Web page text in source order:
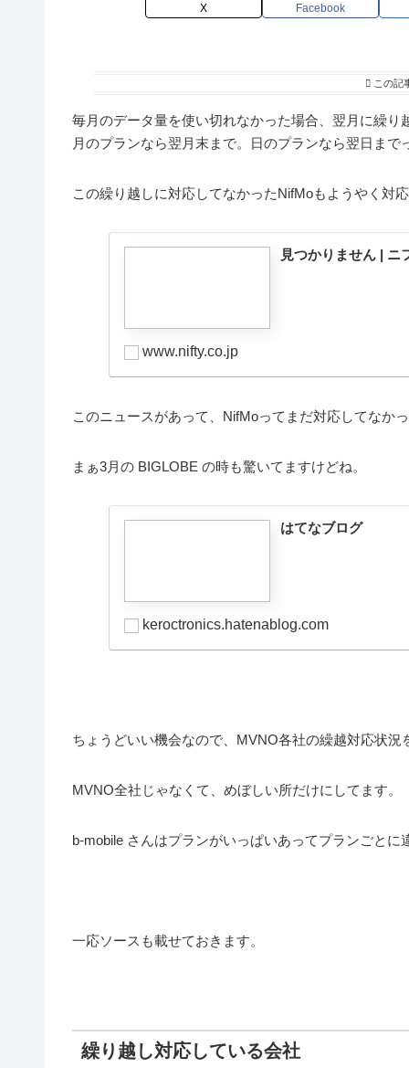
X Facebook
この記
毎月のデータ量を使い切れなかった場合、翌月に繰り
月のプランなら翌月末まで。日のプランなら翌日まで
この繰り越しに対応してなかったNifMoもようやく対
見つかりません | ニ
www.nifty.co.jp
このニュースがあって、NifMoってまだ対応してなか
まぁ3月の BIGLOBE の時も驚いてますけどね。
はてなブログ
keroctronics.hatenablog.com
ちょうどいい機会なので、MVNO各社の繰越対応状況
MVNO全社じゃなくて、めぼしい所だけにしてます。
b-mobile さんはプランがいっぱいあってプランごと
一応ソースも載せておきます。
繰り越し対応している会社